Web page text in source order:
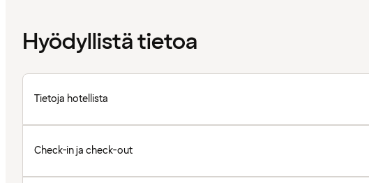
Hyödyllistä tietoa
Tietoja hotellista
Check-in ja check-out